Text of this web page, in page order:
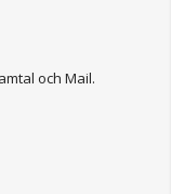
och Mail.